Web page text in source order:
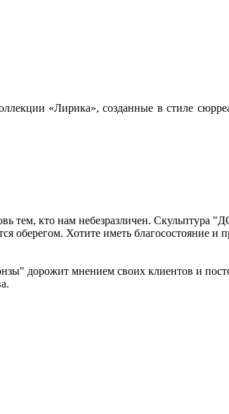
«Лирика», созданные в стиле
тем, кто нам небезразличен. Скульптура
оберегом. Хотите иметь благосостояние и
дорожит мнением своих клиентов и